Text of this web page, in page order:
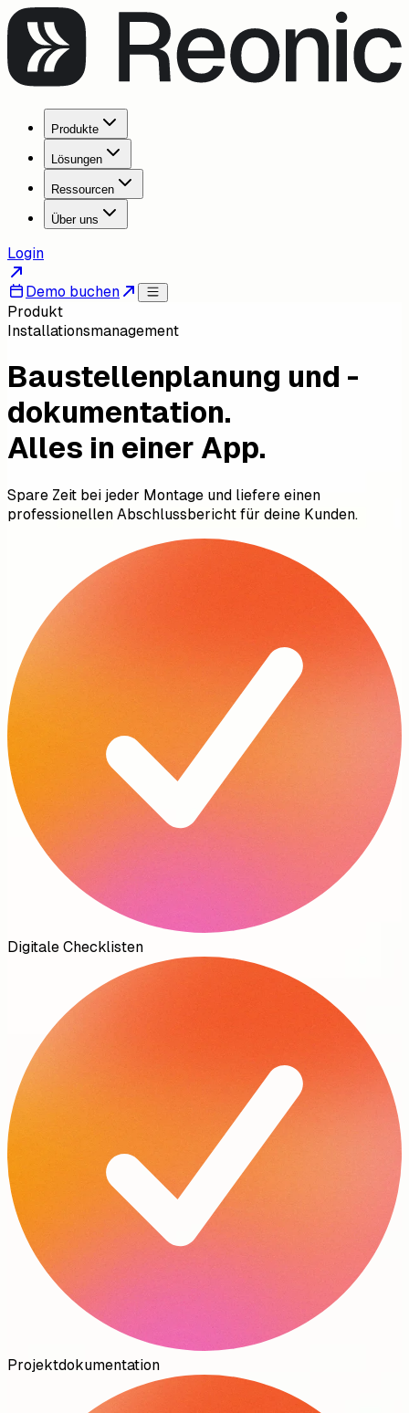
Produkte
Lösungen
Ressourcen
Über uns
Login
Demo buchen
Produkt
Installationsmanagement
Baustellenplanung und -
dokumentation.
Alles in einer App.
Spare Zeit bei jeder Montage und liefere einen
professionellen Abschlussbericht für deine Kunden.
Digitale Checklisten
Projektdokumentation